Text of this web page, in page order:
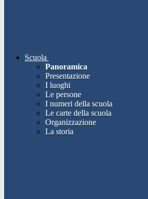
Scuola
Panoramica
Presentazione
I luoghi
Le persone
I numeri della scuola
Le carte della scuola
Organizzazione
La storia